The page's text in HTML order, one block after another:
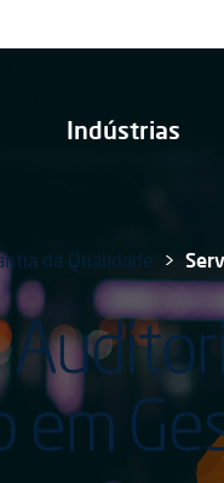
Indústrias
da Qualidade
em